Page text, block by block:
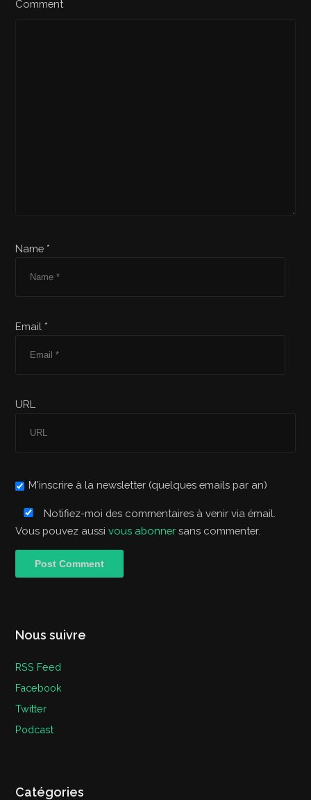
Comment
Name *
Email *
URL
M'inscrire à la newsletter (quelques emails par an)
Notifiez-moi des commentaires à venir via émail.
Vous pouvez aussivous abonner sans commenter.
Nous suivre
RSS Feed
Facebook
Twitter
Podcast
Catégories